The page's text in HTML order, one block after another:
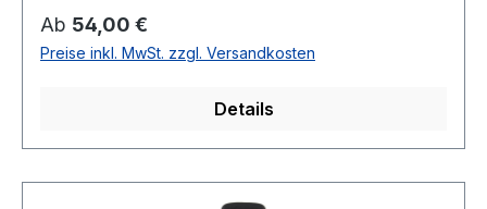
VerschlussMit Brusttasche62 % Baumwolle 38
% Polyester30° waschbar Modell Nr.:
403478000Farbe: 107
Regulärer Preis:
Ab 54,00 €
Preise inkl. MwSt. zzgl. Versandkosten
Details